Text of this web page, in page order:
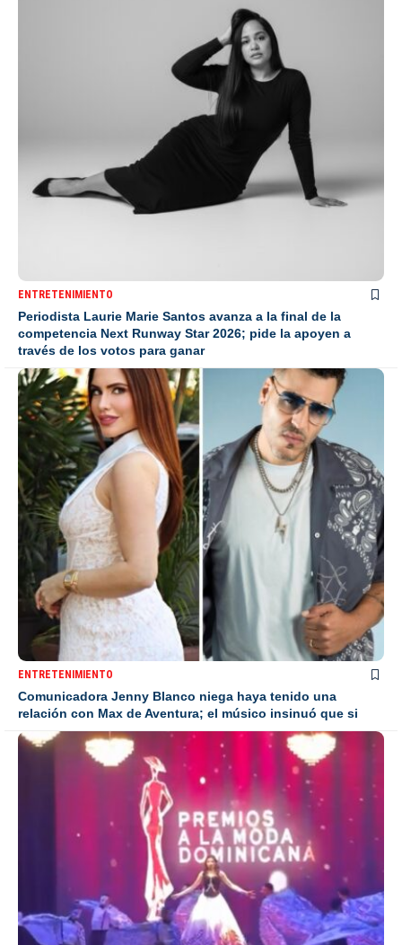
ENTRETENIMIENTO
Periodista Laurie Marie Santos avanza a la final de la
competencia Next Runway Star 2026; pide la apoyen a
través de los votos para ganar
ENTRETENIMIENTO
Comunicadora Jenny Blanco niega haya tenido una
relación con Max de Aventura; el músico insinuó que si